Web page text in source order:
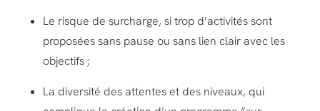
Le risque de surcharge, si trop d’activités sont
proposées sans pause ou sans lien clair avec les
objectifs ;
La diversité des attentes et des niveaux, qui